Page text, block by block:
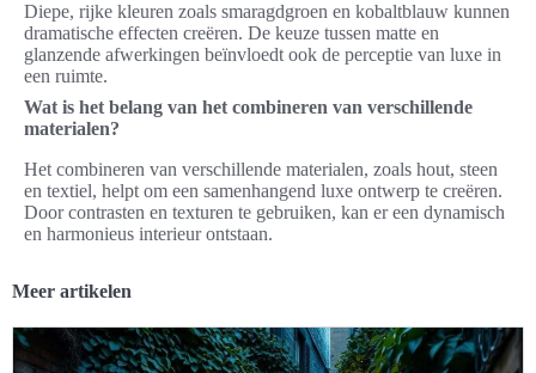
Diepe, rijke kleuren zoals smaragdgroen en kobaltblauw kunnen
dramatische effecten creëren. De keuze tussen matte en
glanzende afwerkingen beïnvloedt ook de perceptie van luxe in
een ruimte.
Wat is het belang van het combineren van verschillende
materialen?
Het combineren van verschillende materialen, zoals hout, steen
en textiel, helpt om een samenhangend luxe ontwerp te creëren.
Door contrasten en texturen te gebruiken, kan er een dynamisch
en harmonieus interieur ontstaan.
Meer artikelen